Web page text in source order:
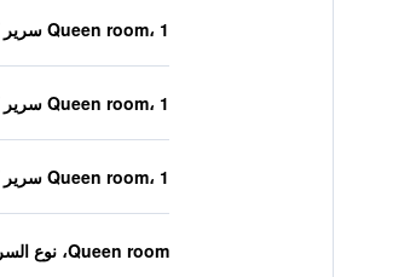
Queen room، 1 سرير كوين
Queen room، 1 سرير كوين
Queen room، 1 سرير كوين
Queen room، نوع السرير غير معروف